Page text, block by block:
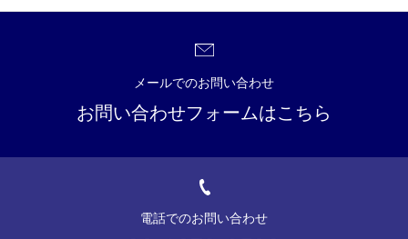
メールでのお問い合わせ
お問い合わせフォームはこちら
電話でのお問い合わせ